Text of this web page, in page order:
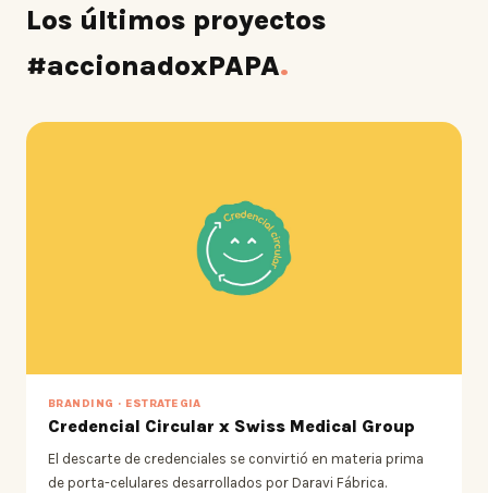
Los últimos proyectos
#accionadoxPAPA.
BRANDING · ESTRATEGIA
Credencial Circular x Swiss Medical Group
El descarte de credenciales se convirtió en materia prima
de porta-celulares desarrollados por Daravi Fábrica.